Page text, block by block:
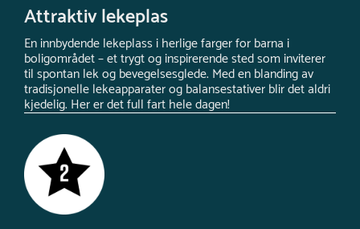
Attraktiv lekeplas
En innbydende lekeplass i herlige farger for barna i
boligområdet – et trygt og inspirerende sted som inviterer
til spontan lek og bevegelsesglede. Med en blanding av
tradisjonelle lekeapparater og balansestativer blir det aldri
kjedelig. Her er det full fart hele dagen!